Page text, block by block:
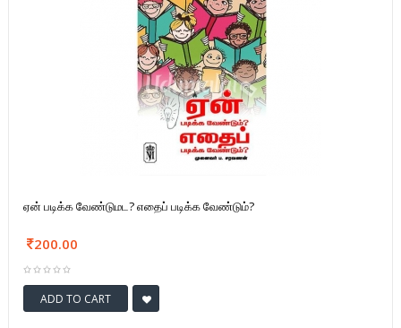
ஏன் படிக்க வேண்டுமட? எதைப் படிக்க வேண்டும்?
200.00
ADD TO CART